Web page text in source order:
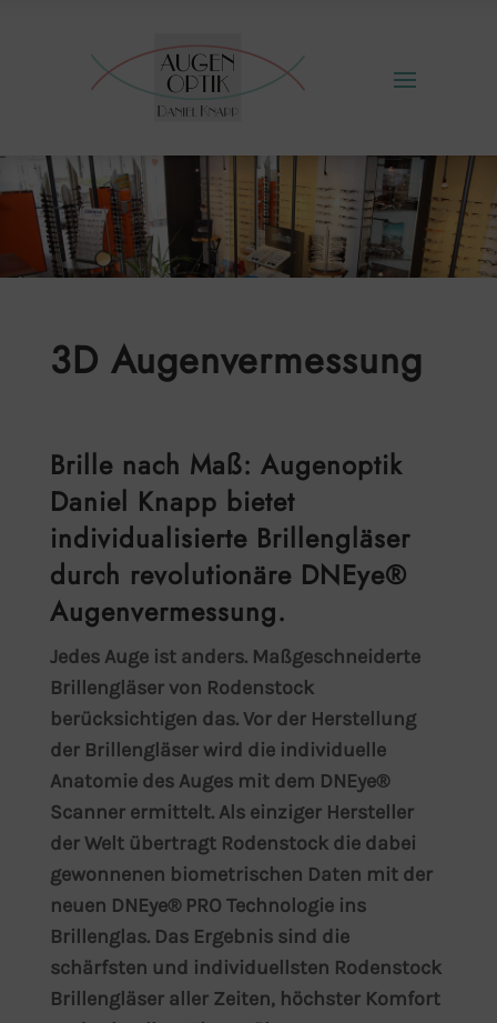
3D Augenvermessung
Brille nach Maß: Augenoptik
Daniel Knapp bietet
individualisierte Brillengläser
durch revolutionäre DNEye®
Augenvermessung.
Jedes Auge ist anders. Maßgeschneiderte
Brillengläser von Rodenstock
berücksichtigen das. Vor der Herstellung
der Brillengläser wird die individuelle
Anatomie des Auges mit dem DNEye®
Scanner ermittelt. Als einziger Hersteller
der Welt übertragt Rodenstock die dabei
gewonnenen biometrischen Daten mit der
neuen DNEye® PRO Technologie ins
Brillenglas. Das Ergebnis sind die
schärfsten und individuellsten Rodenstock
Brillengläser aller Zeiten, höchster Komfort